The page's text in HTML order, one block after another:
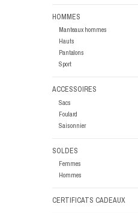
HOMMES
Manteaux hommes
Hauts
Pantalons
Sport
ACCESSOIRES
Sacs
Foulard
Saisonnier
SOLDES
Femmes
Hommes
CERTIFICATS CADEAUX